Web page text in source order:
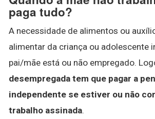
paga tudo?
A necessidade de alimentos ou
alimentar da criança ou adolescente
pai/mãe está ou não empregado.
desempregada tem que pagar a
independente se estiver ou não
trabalho assinada.